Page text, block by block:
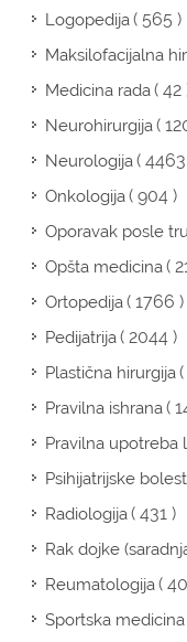
Logopedija( 565 )
Maksilofacijalna
Medicina rada( 42
Neurohirurgija(
Neurologija(
Onkologija( 904 )
Oporavak posle
Opšta medicina(
Ortopedija( 1766 )
Pedijatrija( 2044 )
Plastična hirurgija
Pravilna ishrana(
Pravilna upotreba
Psihijatrijske
Radiologija( 431 )
Rak dojke
Reumatologija(
Sportska medicina